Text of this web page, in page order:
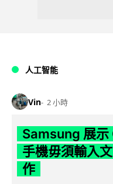
人工智能
Vin 2 小時
Samsung 展示
手機毋須輸入
作